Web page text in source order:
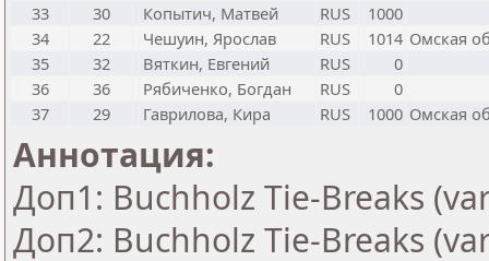
33
30 Копытич, Матвей RUS
1000
34
22 Чешуин, Ярослав RUS 1014 Омская
35
32 Вяткин, Евгений RUS
0
36
36 Рябиченко, Богдан RUS
0
37
29 Гаврилова, Кира RUS 1000 Омская
Аннотация:
Доп1: Buchholz Tie-Breaks
Доп2: Buchholz Tie-Breaks